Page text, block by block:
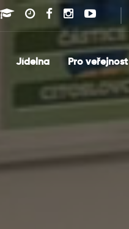
Jídelna Pro veřejnost